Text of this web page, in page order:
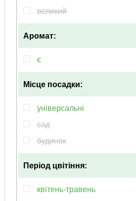
бузковий
великий
Аромат:
є
Місце посадки:
універсальні
сад
будинок
Період цвітіння:
квітень-травень